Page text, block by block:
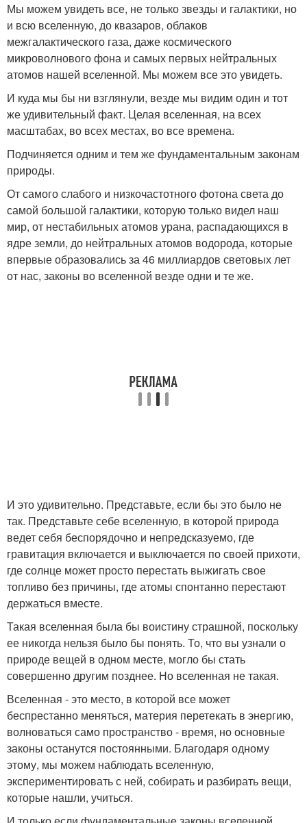
Мы можем увидеть все, не только звезды и галактики, но
и всю вселенную, до квазаров, облаков
межгалактического газа, даже космического
микроволнового фона и самых первых нейтральных
атомов нашей вселенной. Мы можем все это увидеть.
И куда мы бы ни взглянули, везде мы видим один и тот
же удивительный факт. Целая вселенная, на всех
масштабах, во всех местах, во все времена.
Подчиняется одним и тем же фундаментальным законам
природы.
От самого слабого и низкочастотного фотона света до
самой большой галактики, которую только видел наш
мир, от нестабильных атомов урана, распадающихся в
ядре земли, до нейтральных атомов водорода, которые
впервые образовались за 46 миллиардов световых лет
от нас, законы во вселенной везде одни и те же.
И это удивительно. Представьте, если бы это было не
так. Представьте себе вселенную, в которой природа
ведет себя беспорядочно и непредсказуемо, где
гравитация включается и выключается по своей прихоти,
где солнце может просто перестать выжигать свое
топливо без причины, где атомы спонтанно перестают
держаться вместе.
Такая вселенная была бы воистину страшной, поскольку
ее никогда нельзя было бы понять. То, что вы узнали о
природе вещей в одном месте, могло бы стать
совершенно другим позднее. Но вселенная не такая.
Вселенная - это место, в которой все может
беспрестанно меняться, материя перетекать в энергию,
волноваться само пространство - время, но основные
законы останутся постоянными. Благодаря одному
этому, мы можем наблюдать вселенную,
экспериментировать с ней, собирать и разбирать вещи,
которые нашли, учиться.